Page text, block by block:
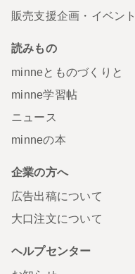
販売支援企画・イベント
読みもの
minneとものづくりと
minne学習帖
ニュース
minneの本
企業の方へ
広告出稿について
大口注文について
ヘルプセンター